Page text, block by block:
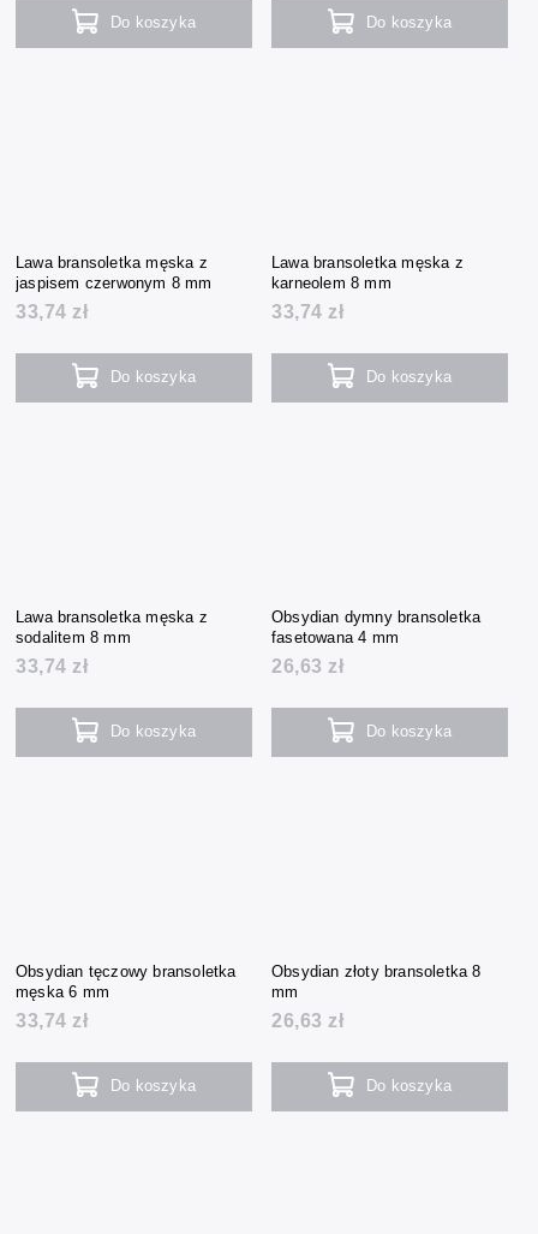
Do koszyka Do koszyka
Lawa bransoletka męska z
jaspisem czerwonym 8 mm
33,74 zł
Do koszyka
Lawa bransoletka męska z
karneolem 8 mm
33,74 zł
Do koszyka
Lawa bransoletka męska z
sodalitem 8 mm
33,74 zł
Do koszyka
Obsydian dymny bransoletka
fasetowana 4 mm
26,63 zł
Do koszyka
Obsydian tęczowy bransoletka
męska 6 mm
33,74 zł
Do koszyka
Obsydian złoty bransoletka 8
mm
26,63 zł
Do koszyka